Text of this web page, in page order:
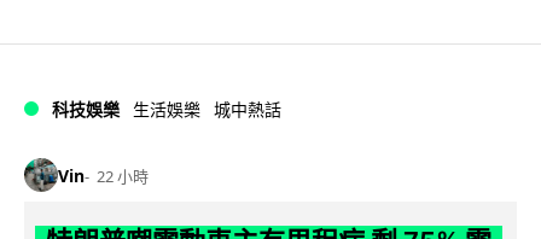
科技娛樂 生活娛樂 城中熱話
Vin 22 小時